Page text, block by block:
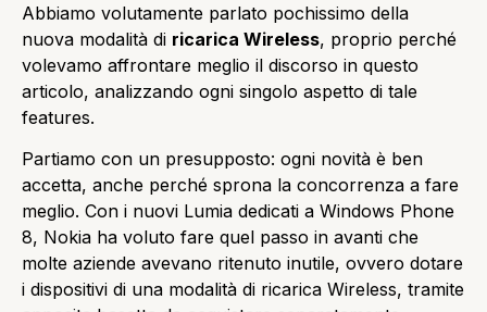
Abbiamo volutamente parlato pochissimo della
nuova modalità di ricarica Wireless, proprio perché
volevamo affrontare meglio il discorso in questo
articolo, analizzando ogni singolo aspetto di tale
features.
Partiamo con un presupposto: ogni novità è ben
accetta, anche perché sprona la concorrenza a fare
meglio. Con i nuovi Lumia dedicati a Windows Phone
8, Nokia ha voluto fare quel passo in avanti che
molte aziende avevano ritenuto inutile, ovvero dotare
i dispositivi di una modalità di ricarica Wireless, tramite